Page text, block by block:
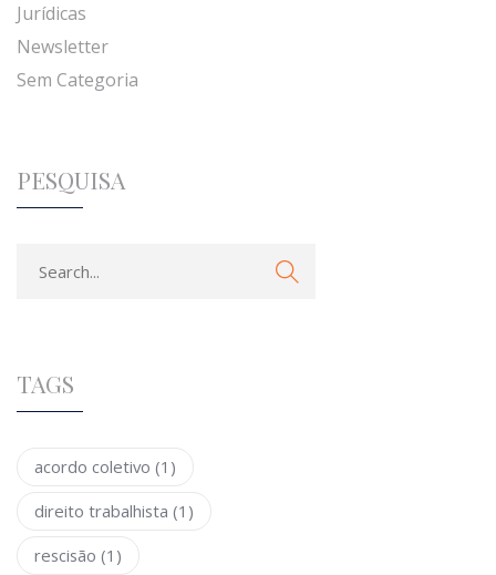
Jurídicas
Newsletter
Sem Categoria
PESQUISA
TAGS
acordo coletivo (1)
direito trabalhista (1)
rescisão (1)